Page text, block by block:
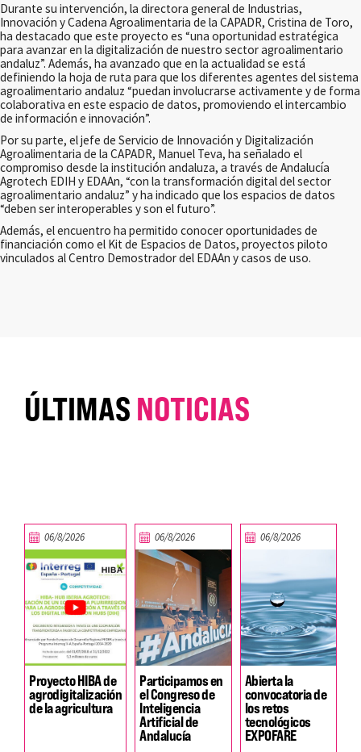
Durante su intervención, la directora general de Industrias,
Innovación y Cadena Agroalimentaria de la CAPADR, Cristina de Toro,
ha destacado que este proyecto es “una oportunidad estratégica
para avanzar en la digitalización de nuestro sector agroalimentario
andaluz”. Además, ha avanzado que en la actualidad se está
definiendo la hoja de ruta para que los diferentes agentes del sistema
agroalimentario andaluz “puedan involucrarse activamente y de forma
colaborativa en este espacio de datos, promoviendo el intercambio
de información e innovación”.
Por su parte, el jefe de Servicio de Innovación y Digitalización
Agroalimentaria de la CAPADR, Manuel Teva, ha señalado el
compromiso desde la institución andaluza, a través de Andalucía
Agrotech EDIH y EDAAn, “con la transformación digital del sector
agroalimentario andaluz” y ha indicado que los espacios de datos
“deben ser interoperables y son el futuro”.
Además, el encuentro ha permitido conocer oportunidades de
financiación como el Kit de Espacios de Datos, proyectos piloto
vinculados al Centro Demostrador del EDAAn y casos de uso.
ÚLTIMAS NOTICIAS
06/8/2026
Proyecto HIBA de
agrodigitalización
de la agricultura
06/8/2026
Participamos en
el Congreso de
Inteligencia
Artificial de
Andalucía
06/8/2026
Abierta la
convocatoria de
los retos
tecnológicos
EXPOFARE